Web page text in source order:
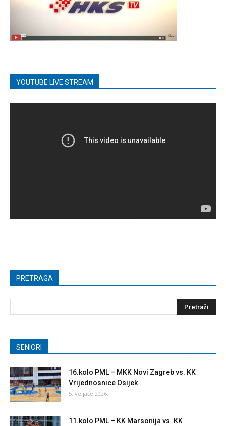
YOUTUBE LIVE STREAM
PRETRAGA
SENIORI
16.kolo PML – MKK Novi Zagreb vs. KK
Vrijednosnice Osijek
5. veljače 2026.
11.kolo PML – KK Marsonija vs. KK